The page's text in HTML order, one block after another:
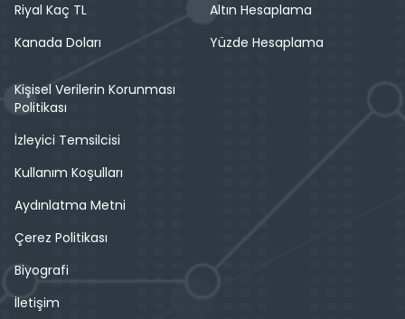
Riyal Kaç TL
Kanada Doları
Altın Hesaplama
Yüzde Hesaplama
Kişisel Verilerin Korunması
Politikası
İzleyici Temsilcisi
Kullanım Koşulları
Aydınlatma Metni
Çerez Politikası
Biyografi
İletişim